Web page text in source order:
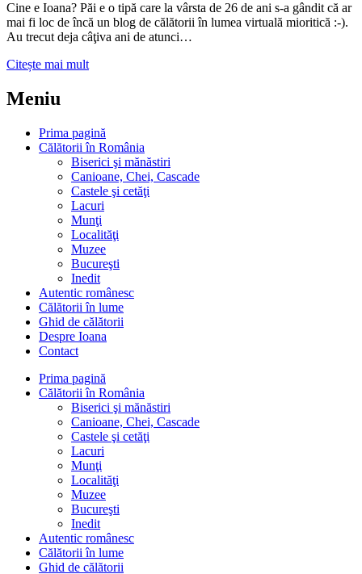
Cine e Ioana? Păi e o tipă care la vârsta de 26 de ani s-a gândit că ar
mai fi loc de încă un blog de călătorii în lumea virtuală mioritică :-).
Au trecut deja câţiva ani de atunci…
Citește mai mult
Meniu
Prima pagină
Călătorii în România
Biserici şi mănăstiri
Canioane, Chei, Cascade
Castele şi cetăţi
Lacuri
Munţi
Localităţi
Muzee
Bucureşti
Inedit
Autentic românesc
Călătorii în lume
Ghid de călătorii
Despre Ioana
Contact
Prima pagină
Călătorii în România
Biserici şi mănăstiri
Canioane, Chei, Cascade
Castele şi cetăţi
Lacuri
Munţi
Localităţi
Muzee
Bucureşti
Inedit
Autentic românesc
Călătorii în lume
Ghid de călătorii